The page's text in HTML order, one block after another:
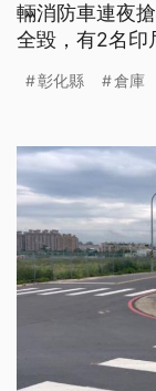
輛消防車連夜
全毀，有2名印
彰化縣 倉庫